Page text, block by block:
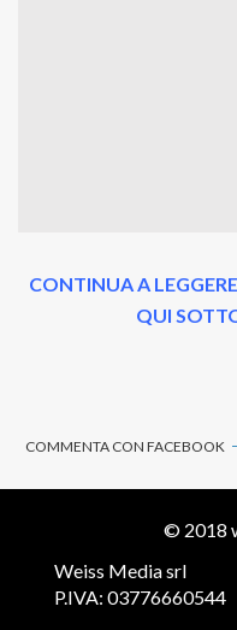
CONTINUA A
QUI
COMMENTA CON FACEBOOK
© 2018
Weiss Media srl
P.IVA: 03776660544